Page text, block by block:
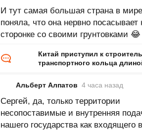
И тут самая большая страна в мире
поняла, что она нервно посасывает
сторонке со своими грунтовками 😂
Китай приступил к
транспортного кольца
Альберт Алпатов 4 часа назад
Сергей, да, только территории
несопоставимые и внутренняя
нашего государства как входящего в